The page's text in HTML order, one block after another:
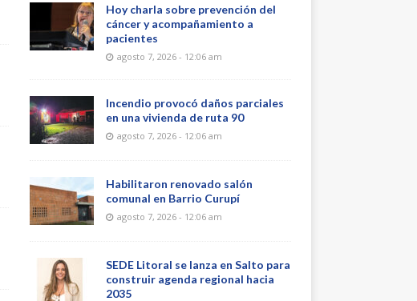
Hoy charla sobre prevención del
cáncer y acompañamiento a
pacientes
agosto 7, 2026 - 12:06 am
Incendio provocó daños parciales
en una vivienda de ruta 90
agosto 7, 2026 - 12:06 am
Habilitaron renovado salón
comunal en Barrio Curupí
agosto 7, 2026 - 12:06 am
SEDE Litoral se lanza en Salto para
construir agenda regional hacia
2035